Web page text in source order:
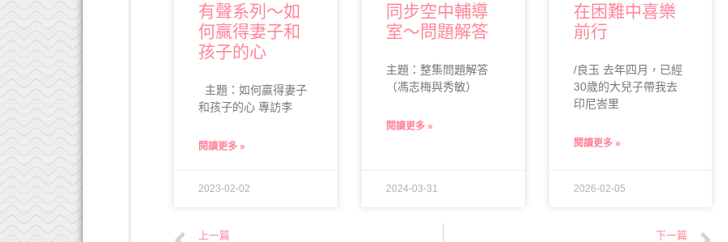
有聲系列～如
何贏得妻子和
孩子的心
主題：如何贏得妻子
和孩子的心 專訪李
閱讀更多 »
2023-02-02
同步空中輔導
室～問題解答
主題：整集問題解答
（馮志梅與秀敏）
閱讀更多 »
2024-03-31
在困難中喜樂
前行
/良玉 去年四月，已經
30歲的大兒子帶我去
印尼峇里
閱讀更多 »
2026-02-05
上一篇 下一篇